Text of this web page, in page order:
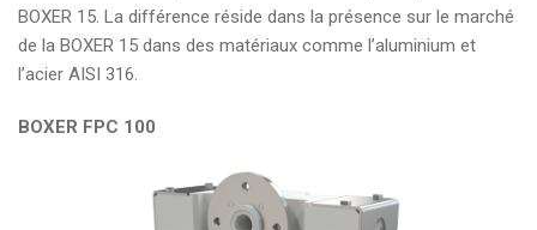
BOXER 15. La différence réside dans la présence sur le marché
de la BOXER 15 dans des matériaux comme l’aluminium et
l’acier AISI 316.
BOXER FPC 100